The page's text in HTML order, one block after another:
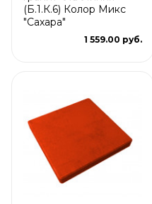
(Б.1.К.6) Колор Микс
"Сахара"
1 559.00 руб.